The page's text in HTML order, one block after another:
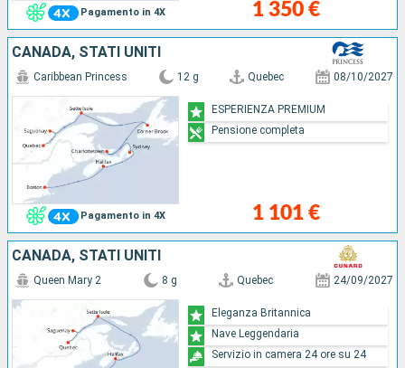
Pagamento in 4X 1 350 €
CANADA, STATI UNITI
Pagamento in 4X
Caribbean Princess 12 g Quebec 08/10/2027
1 101 €
ESPERIENZA PREMIUM
Pensione completa
CANADA, STATI UNITI
Queen Mary 2 8 g Quebec 24/09/2027
Eleganza Britannica
Nave Leggendaria
Servizio in camera 24 ore su 24